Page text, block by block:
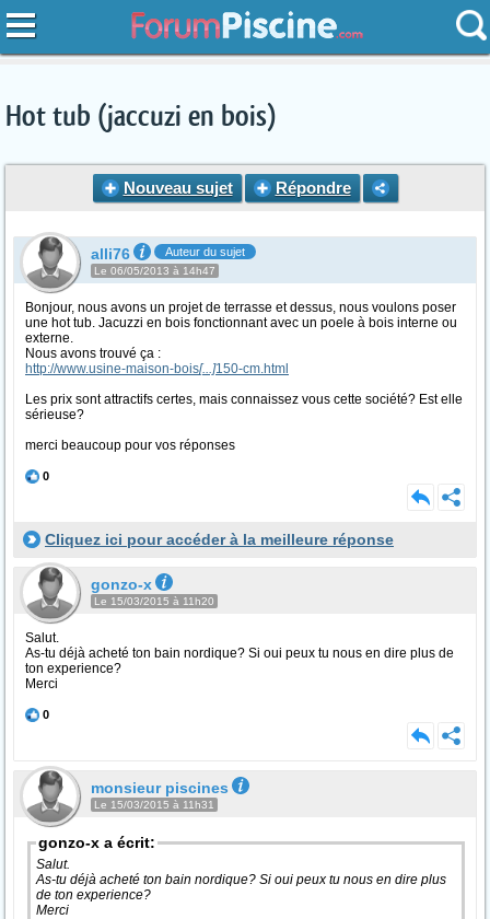
Hot tub (jaccuzi en bois)
Nouveau sujet Répondre
alli76 Auteur du sujet
Le 06/05/2013 à 14h47
Bonjour, nous avons un projet de terrasse et dessus, nous voulons poser
une hot tub. Jacuzzi en bois fonctionnant avec un poele à bois interne ou
externe.
Nous avons trouvé ça :
http://www.usine-maison-bois[...]150-cm.html
Les prix sont attractifs certes, mais connaissez vous cette société? Est elle
sérieuse?
merci beaucoup pour vos réponses
0
Cliquez ici pour accéder à la meilleure réponse
gonzo-x
Le 15/03/2015 à 11h20
Salut.
As-tu déjà acheté ton bain nordique? Si oui peux tu nous en dire plus de
ton experience?
Merci
0
monsieur piscines
Le 15/03/2015 à 11h31
gonzo-x a écrit:
Salut.
As-tu déjà acheté ton bain nordique? Si oui peux tu nous en dire plus
de ton experience?
Merci